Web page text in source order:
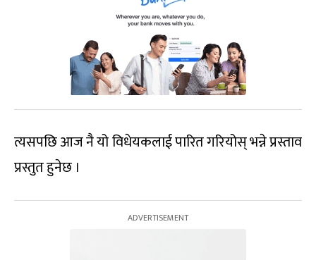
त्यसपछि आज नै यो विधेयकलाई पारित गरियोस् भन्ने प्रस्ताव
प्रस्तुत हुनेछ ।